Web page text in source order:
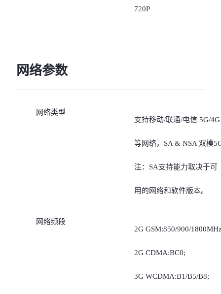
720P
网络参数
网络类型
支持移动/联通/电信 5G/4G
等网络，SA & NSA 双模
注：SA支持能力取决于可
用的网络和软件版本。
网络频段
2G GSM:850/900/
2G CDMA:BC0;
3G WCDMA:B1/B5/B8;